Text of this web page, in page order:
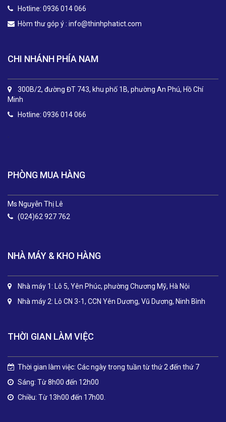
Hotline: 0936 014 066
Hòm thư góp ý : info@thinhphatict.com
CHI NHÁNH PHÍA NAM
300B/2, đường ĐT 743, khu phố 1B, phường An Phú, Hồ Chí
Minh
Hotline: 0936 014 066
PHÒNG MUA HÀNG
Ms Nguyễn Thị Lê
(024)62 927 762
NHÀ MÁY & KHO HÀNG
Nhà máy 1: Lô 5, Yên Phúc, phường Chương Mỹ, Hà Nội
Nhà máy 2: Lô CN 3-1, CCN Yên Dương, Vũ Dương, Ninh Bình
THỜI GIAN LÀM VIỆC
Thời gian làm việc: Các ngày trong tuần từ thứ 2 đến thứ 7
Sáng: Từ 8h00 đến 12h00
Chiều: Từ 13h00 đến 17h00.